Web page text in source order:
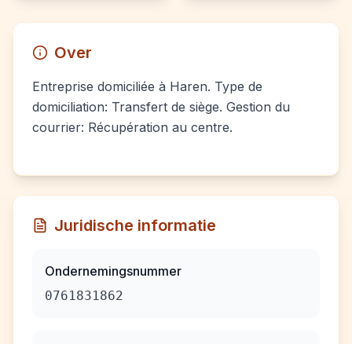
Over
Entreprise domiciliée à Haren. Type de
domiciliation: Transfert de siège. Gestion du
courrier: Récupération au centre.
Juridische informatie
Ondernemingsnummer
0761831862